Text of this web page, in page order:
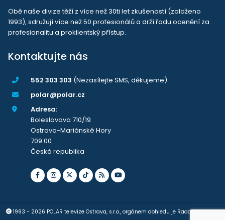
Obě naše divize těží z více než 30ti let zkušeností (založeno
1993), sdružují více než 50 profesionálů a drží řadu ocenění za
profesionalitu a proklientský přístup.
Kontaktujte nás
552 303 303 (Nezasílejte SMS, děkujeme)
polar@polar.cz
Adresa:
Boleslavova 710/19
Ostrava-Mariánské Hory
709 00
Česká republika
1993 - 2026 POLAR televize Ostrava, s.r.o., orgánem dohledu je Rada pro